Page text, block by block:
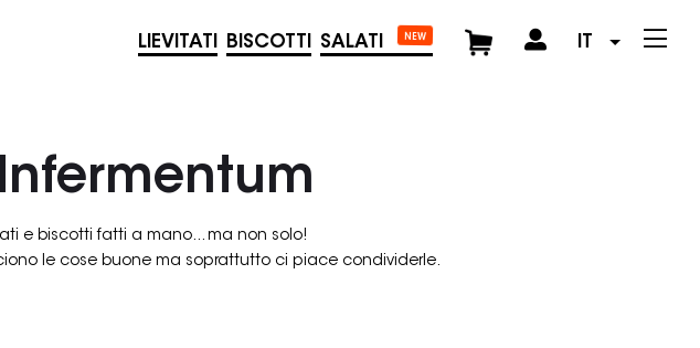
LIEVITATI BISCOTTI SALATI NEW IT
e biscotti fatti a mano... ma non solo!
le cose buone ma soprattutto ci piace condividerle.